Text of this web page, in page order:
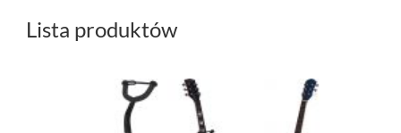
Lista produktów